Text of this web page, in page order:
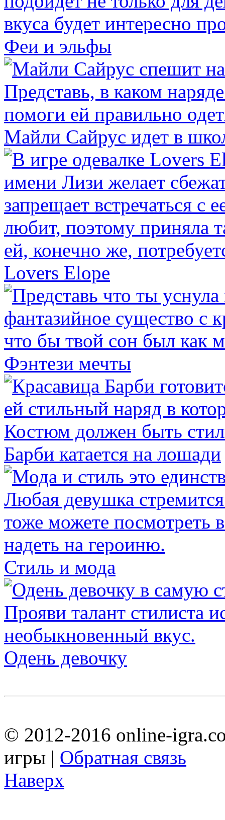
Феи и эльфы
Майли Сайрус идет в
Lovers Elope
Фэнтези мечты
Барби катается на лошади
Стиль и мода
Одень девочку
© 2012-2016 online-
игры | Обратная связь
Наверх